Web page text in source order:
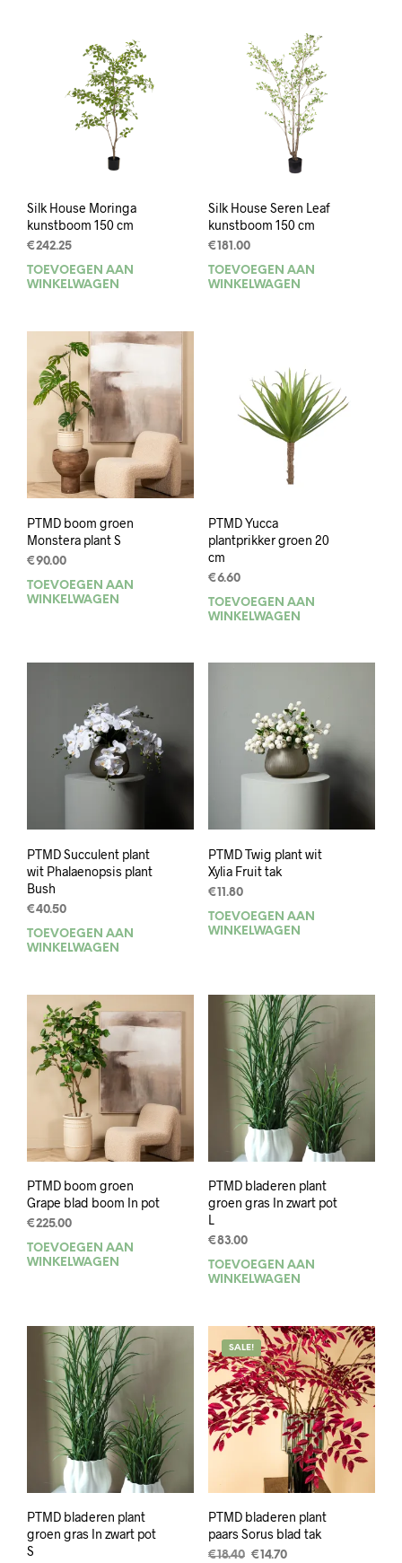
Silk House Moringa
kunstboom 150 cm
€242.25
TOEVOEGEN AAN
WINKELWAGEN
Silk House Seren Leaf
kunstboom 150 cm
€ 181.00
TOEVOEGEN AAN
WINKELWAGEN
PTMD boom groen
Monstera plant S
€90.00
TOEVOEGEN AAN
WINKELWAGEN
PTMD Yucca
plantprikker groen 20
cm
€6.60
TOEVOEGEN AAN
WINKELWAGEN
PTMD Succulent plant
wit Phalaenopsis plant
Bush
€40.50
TOEVOEGEN AAN
WINKELWAGEN
PTMD Twig plant wit
Xylia Fruit tak
€11.80
TOEVOEGEN AAN
WINKELWAGEN
PTMD boom groen
Grape blad boom In pot
€225.00
TOEVOEGEN AAN
WINKELWAGEN
PTMD bladeren plant
groen gras In zwart pot
L
€83.00
TOEVOEGEN AAN
WINKELWAGEN
PTMD bladeren plant
groen gras In zwart pot
S
SALE!
PTMD bladeren plant
paars Sorus blad tak
€18.40 Oorspronkelijke
€14.70Huidige